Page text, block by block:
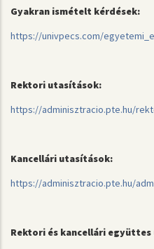
Gyakran ismételt kérdések:
https://univpecs.com/
Rektori utasítások:
https://adminisztracio.pte.hu/
Kancellári utasítások:
https://adminisztracio.pte.hu/
Rektori és kancellári